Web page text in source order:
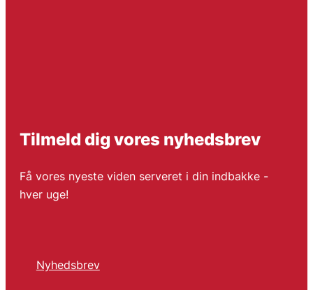
Tilmeld dig vores nyhedsbrev
Få vores nyeste viden serveret i din indbakke -
hver uge!
Nyhedsbrev